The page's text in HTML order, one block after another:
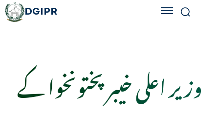
DGIPR
وزیر اعلی خیبر پختونخوا کے